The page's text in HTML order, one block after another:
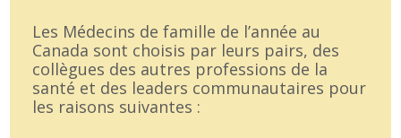
Les Médecins de famille de l’année au
Canada sont choisis par leurs pairs, des
collègues des autres professions de la
santé et des leaders communautaires pour
les raisons suivantes :